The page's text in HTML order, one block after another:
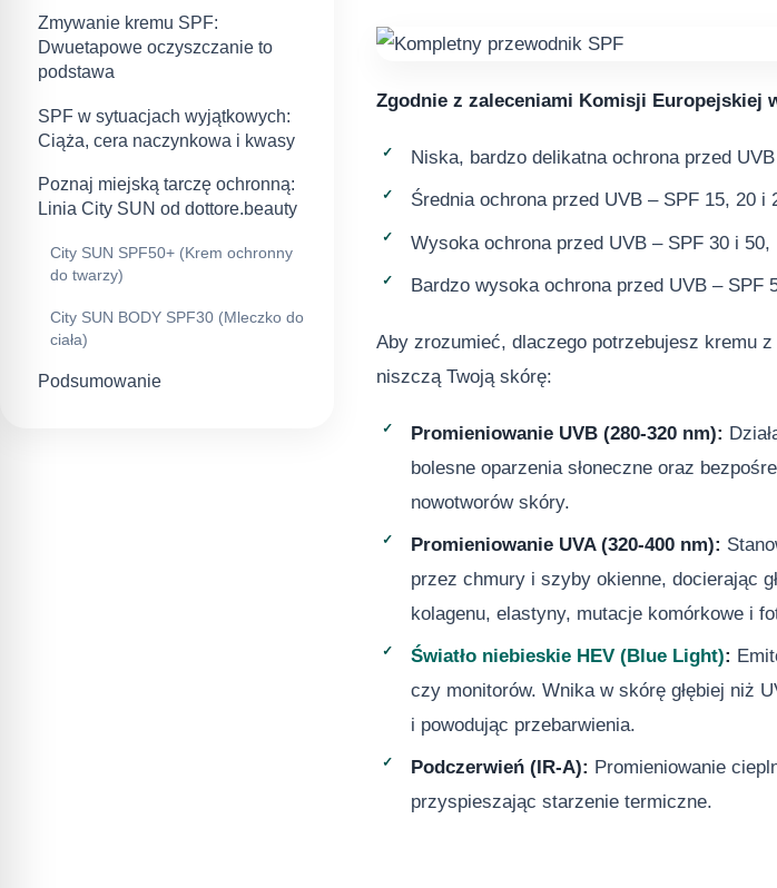
Zmywanie kremu SPF:
Dwuetapowe oczyszczanie to
podstawa
SPF w sytuacjach wyjątkowych:
Ciąża, cera naczynkowa i kwasy
Poznaj miejską tarczę ochronną:
Linia City SUN od dottore.beauty
City SUN SPF50+ (Krem ochronny
do twarzy)
City SUN BODY SPF30 (Mleczko do
ciała)
Podsumowanie
Zgodnie z zaleceniami Komisji Europejskiej
Niska, bardzo delikatna ochrona przed
Średnia ochrona przed UVB ‒ SPF 15, 20 i
Wysoka ochrona przed UVB ‒ SPF 30 i 50,
Bardzo wysoka ochrona przed UVB ‒ SPF
Aby zrozumieć, dlaczego potrzebujesz kremu
niszczą Twoją skórę:
Promieniowanie UVB (280-320 nm):
bolesne oparzenia słoneczne oraz
nowotworów skóry.
Promieniowanie UVA (320-400 nm):
przez chmury i szyby okienne, docierając
kolagenu, elastyny, mutacje komórkowe i
Światło niebieskie HEV (Blue Light):
czy monitorów. Wnika w skórę głębiej niż
i powodując przebarwienia.
Podczerwień (IR-A): Promieniowanie
przyspieszając starzenie termiczne.